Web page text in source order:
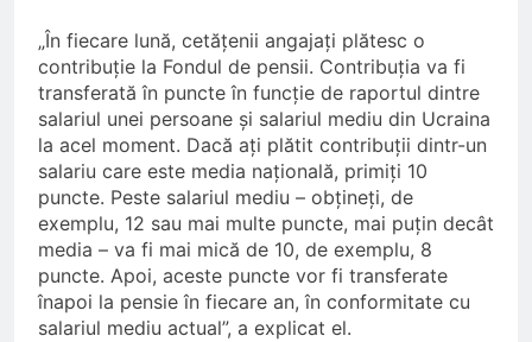
„În fiecare lună, cetățenii angajați plătesc o
contribuție la Fondul de pensii. Contribuția va fi
transferată în puncte în funcție de raportul dintre
salariul unei persoane și salariul mediu din Ucraina
la acel moment. Dacă ați plătit contribuții dintr-un
salariu care este media națională, primiți 10
puncte. Peste salariul mediu – obțineți, de
exemplu, 12 sau mai multe puncte, mai puțin decât
media – va fi mai mică de 10, de exemplu, 8
puncte. Apoi, aceste puncte vor fi transferate
înapoi la pensie în fiecare an, în conformitate cu
salariul mediu actual”, a explicat el.